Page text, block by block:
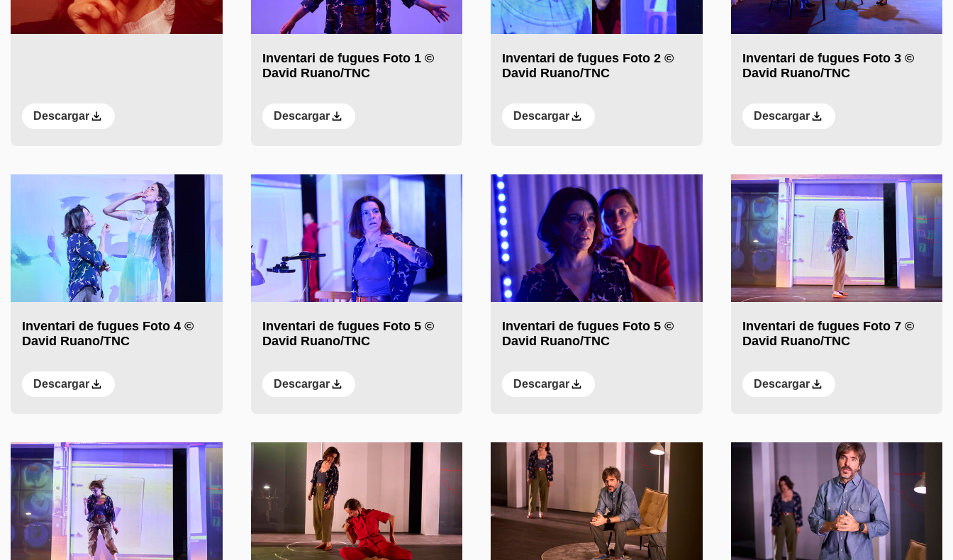
Descargar
Inventari de fugues Foto 1 ©
David Ruano/TNC
Descargar
Inventari de fugues Foto 2 ©
David Ruano/TNC
Descargar
Inventari de fugues Foto 3 ©
David Ruano/TNC
Descargar
Inventari de fugues Foto 4 ©
David Ruano/TNC
Descargar
Inventari de fugues Foto 5 ©
David Ruano/TNC
Descargar
Inventari de fugues Foto 5 ©
David Ruano/TNC
Descargar
Inventari de fugues Foto 7 ©
David Ruano/TNC
Descargar